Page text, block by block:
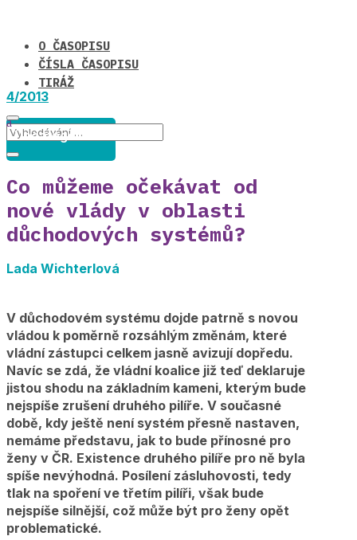
O ČASOPISU
ČÍSLA ČASOPISU
TIRÁŽ
4/2013
Uncategorized
Co můžeme očekávat od
nové vlády v oblasti
důchodových systémů?
Lada Wichterlová
V důchodovém systému dojde patrně s novou
vládou k poměrně rozsáhlým změnám, které
vládní zástupci celkem jasně avizují dopředu.
Navíc se zdá, že vládní koalice již teď deklaruje
jistou shodu na základním kameni, kterým bude
nejspíše zrušení druhého pilíře. V současné
době, kdy ještě není systém přesně nastaven,
nemáme představu, jak to bude přínosné pro
ženy v ČR. Existence druhého pilíře pro ně byla
spíše nevýhodná. Posílení zásluhovosti, tedy
tlak na spoření ve třetím pilíři, však bude
nejspíše silnější, což může být pro ženy opět
problematické.